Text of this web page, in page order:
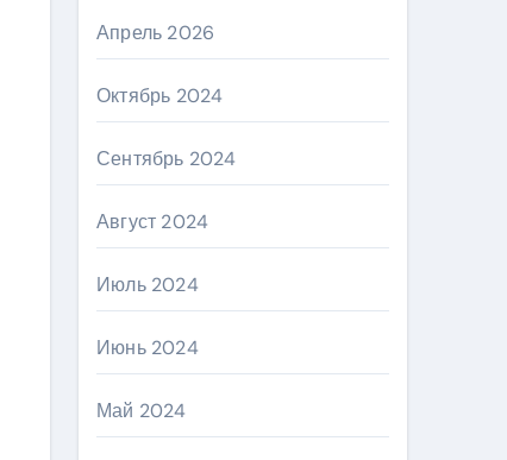
Апрель 2026
Октябрь 2024
Сентябрь 2024
Август 2024
Июль 2024
Июнь 2024
Май 2024